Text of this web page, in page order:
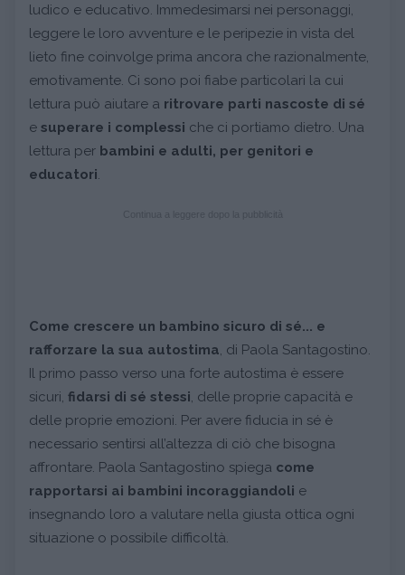
ludico e educativo. Immedesimarsi nei personaggi,
leggere le loro avventure e le peripezie in vista del
lieto fine coinvolge prima ancora che razionalmente,
emotivamente. Ci sono poi fiabe particolari la cui
lettura può aiutare a ritrovare parti nascoste di sé
e superare i complessi che ci portiamo dietro. Una
lettura per bambini e adulti, per genitori e
educatori.
Come crescere un bambino sicuro di sé... e
rafforzare la sua autostima, di Paola Santagostino.
Il primo passo verso una forte autostima è essere
sicuri, fidarsi di sé stessi, delle proprie capacità e
delle proprie emozioni. Per avere fiducia in sé è
necessario sentirsi all’altezza di ciò che bisogna
affrontare. Paola Santagostino spiega come
rapportarsi ai bambini incoraggiandoli e
insegnando loro a valutare nella giusta ottica ogni
situazione o possibile difficoltà.